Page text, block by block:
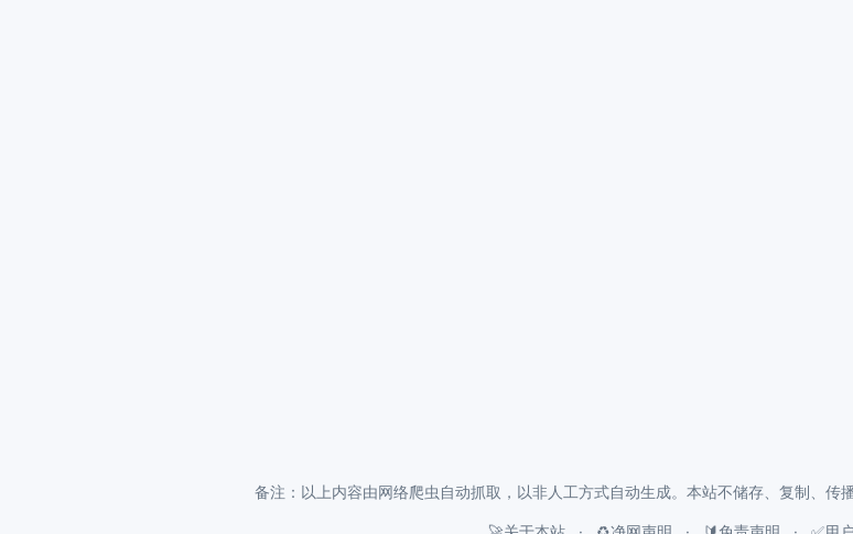
备注：以上内容由网络爬虫自动抓取，以非人工方式自动生成。本站不储存、复制、传